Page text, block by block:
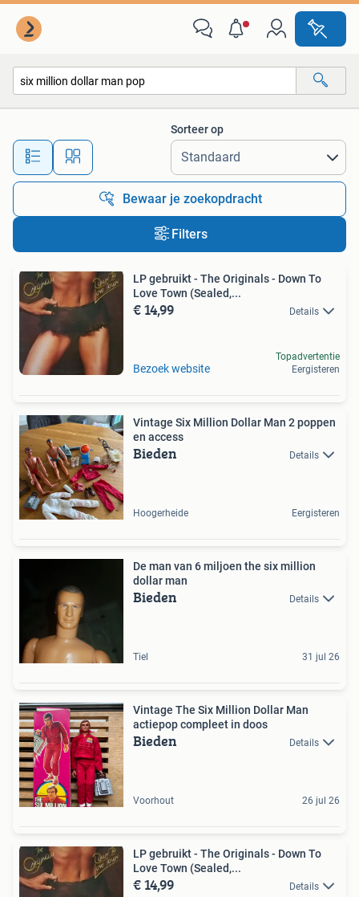
Alle afstanden…
Sorteer op
Bewaar je zoekopdracht
Filters
LP gebruikt - The Originals - Down To
Love Town (Sealed,...
€ 14,99 Details
Bezoek website
Topadvertentie
Eergisteren
Vintage Six Million Dollar Man 2 poppen
en access
Bieden Details
Hoogerheide Eergisteren
De man van 6 miljoen the six million
dollar man
Bieden Details
Tiel 31 jul 26
Vintage The Six Million Dollar Man
actiepop compleet in doos
Bieden Details
Voorhout 26 jul 26
LP gebruikt - The Originals - Down To
Love Town (Sealed,...
€ 14,99 Details